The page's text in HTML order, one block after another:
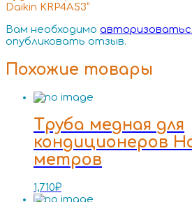
Daikin KRP4A53”
Вам необходимо
опубликовать отзыв.
Похожие товары
Труба медная для
кондиционеров
метров
1,710₽